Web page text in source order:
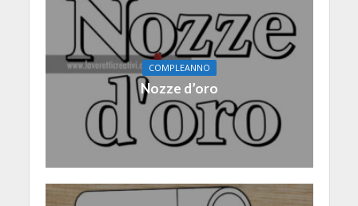
COMPLEANNO
Nozze d’oro